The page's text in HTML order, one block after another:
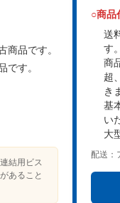
商品です。
です。
結用ビス
あること
○商品
送
す
商
超
き
基
い
大
配送：